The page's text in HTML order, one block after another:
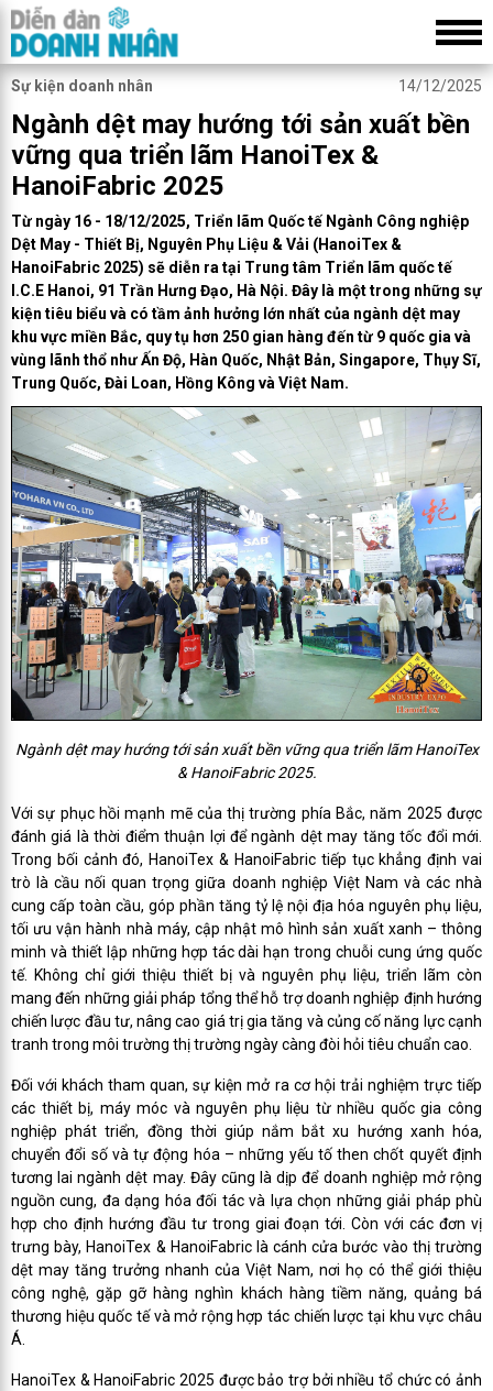
Sự kiện doanh nhân 14/12/2025
Ngành dệt may hướng tới sản xuất bền
vững qua triển lãm HanoiTex &
HanoiFabric 2025
Từ ngày 16 - 18/12/2025, Triển lãm Quốc tế Ngành Công nghiệp
Dệt May - Thiết Bị, Nguyên Phụ Liệu & Vải (HanoiTex &
HanoiFabric 2025) sẽ diễn ra tại Trung tâm Triển lãm quốc tế
I.C.E Hanoi, 91 Trần Hưng Đạo, Hà Nội. Đây là một trong những sự
kiện tiêu biểu và có tầm ảnh hưởng lớn nhất của ngành dệt may
khu vực miền Bắc, quy tụ hơn 250 gian hàng đến từ 9 quốc gia và
vùng lãnh thổ như Ấn Độ, Hàn Quốc, Nhật Bản, Singapore, Thụy Sĩ,
Trung Quốc, Đài Loan, Hồng Kông và Việt Nam.
Ngành dệt may hướng tới sản xuất bền vững qua triển lãm HanoiTex
& HanoiFabric 2025.
Với sự phục hồi mạnh mẽ của thị trường phía Bắc, năm 2025 được
đánh giá là thời điểm thuận lợi để ngành dệt may tăng tốc đổi mới.
Trong bối cảnh đó, HanoiTex & HanoiFabric tiếp tục khẳng định vai
trò là cầu nối quan trọng giữa doanh nghiệp Việt Nam và các nhà
cung cấp toàn cầu, góp phần tăng tỷ lệ nội địa hóa nguyên phụ liệu,
tối ưu vận hành nhà máy, cập nhật mô hình sản xuất xanh – thông
minh và thiết lập những hợp tác dài hạn trong chuỗi cung ứng quốc
tế. Không chỉ giới thiệu thiết bị và nguyên phụ liệu, triển lãm còn
mang đến những giải pháp tổng thể hỗ trợ doanh nghiệp định hướng
chiến lược đầu tư, nâng cao giá trị gia tăng và củng cố năng lực cạnh
tranh trong môi trường thị trường ngày càng đòi hỏi tiêu chuẩn cao.
Đối với khách tham quan, sự kiện mở ra cơ hội trải nghiệm trực tiếp
các thiết bị, máy móc và nguyên phụ liệu từ nhiều quốc gia công
nghiệp phát triển, đồng thời giúp nắm bắt xu hướng xanh hóa,
chuyển đổi số và tự động hóa – những yếu tố then chốt quyết định
tương lai ngành dệt may. Đây cũng là dịp để doanh nghiệp mở rộng
nguồn cung, đa dạng hóa đối tác và lựa chọn những giải pháp phù
hợp cho định hướng đầu tư trong giai đoạn tới. Còn với các đơn vị
trưng bày, HanoiTex & HanoiFabric là cánh cửa bước vào thị trường
dệt may tăng trưởng nhanh của Việt Nam, nơi họ có thể giới thiệu
công nghệ, gặp gỡ hàng nghìn khách hàng tiềm năng, quảng bá
thương hiệu quốc tế và mở rộng hợp tác chiến lược tại khu vực châu
Á.
HanoiTex & HanoiFabric 2025 được bảo trợ bởi nhiều tổ chức có ảnh